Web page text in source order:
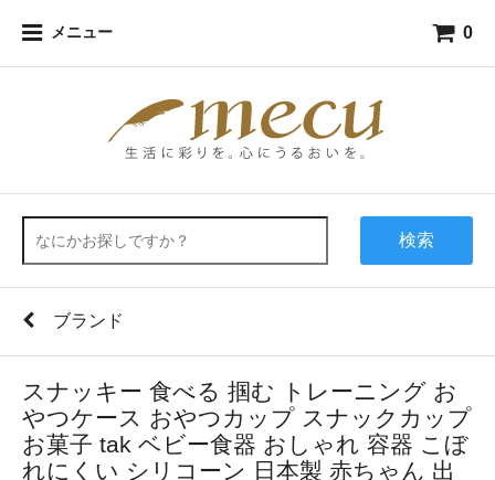
メニュー 0
検索
ブランド
スナッキー 食べる 掴む トレーニング お
やつケース おやつカップ スナックカップ
お菓子 tak ベビー食器 おしゃれ 容器 こぼ
れにくい シリコーン 日本製 赤ちゃん 出